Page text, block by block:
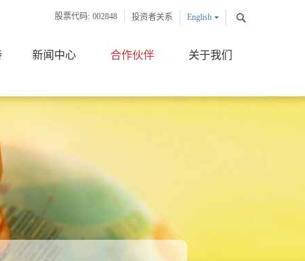
English
投资者关系
股票代码: 002848
新闻中心 合作伙伴 关于我们